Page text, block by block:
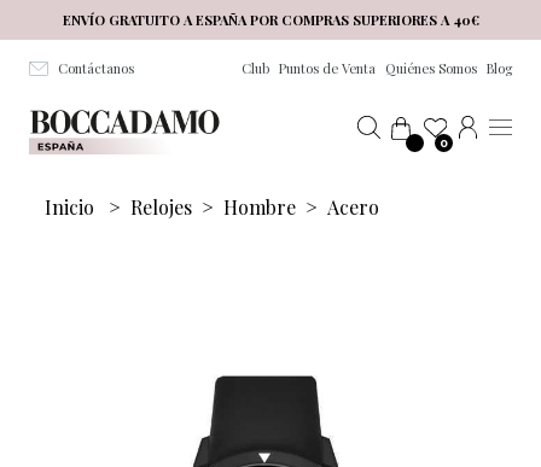
Salta al contenuto principale
ENVÍO GRATUITO A ESPAÑA POR COMPRAS SUPERIORES A 40€
Contáctanos Club Puntos de Venta Quiénes Somos Blog
0
Inicio > Relojes > Hombre > Acero